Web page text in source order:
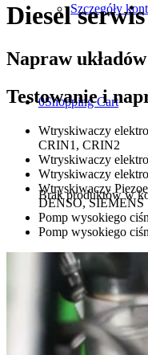
Szczegóły
0Shopping Cart
Brak produktów w
Diesel serwis
Napraw
Testowanie i
Wtryskiwaczy
CRIN1, CRIN2
Wtryskiwaczy
Wtryskiwaczy
Wtryskiwaczy
DENSO, SIEMENS
Pomp wysokiego
Pomp wysokiego